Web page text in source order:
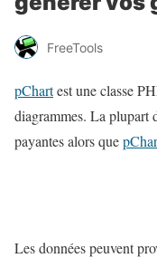
FreeTools
pChartest une classe
diagrammes. La plupart
payantes alors que
Les données peuvent